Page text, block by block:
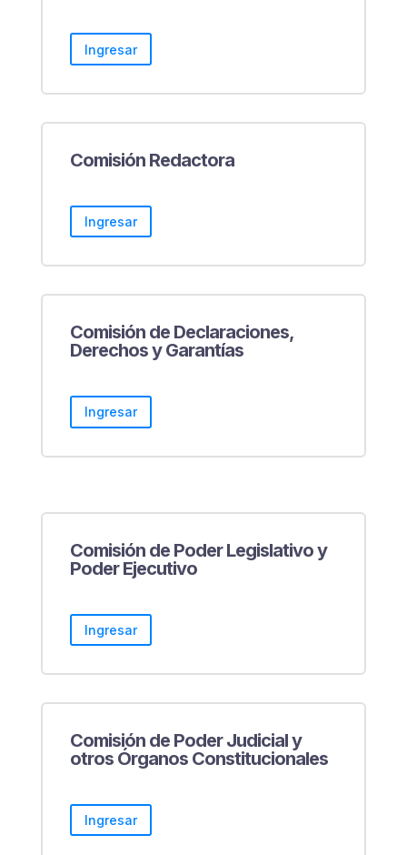
Ingresar
Comisión Redactora
Ingresar
Comisión de Declaraciones,
Derechos y Garantías
Ingresar
Comisión de Poder Legislativo y
Poder Ejecutivo
Ingresar
Comisión de Poder Judicial y
otros Órganos Constitucionales
Ingresar